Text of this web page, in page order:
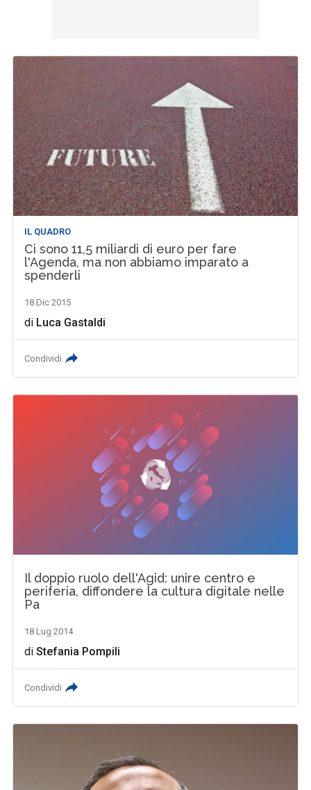
IL QUADRO
Ci sono 11,5 miliardi di euro per fare
l'Agenda, ma non abbiamo imparato a
spenderli
18 Dic 2015
di Luca Gastaldi
Condividi
Il doppio ruolo dell'Agid: unire centro e
periferia, diffondere la cultura digitale nelle
Pa
18 Lug 2014
diStefania Pompili
Condividi